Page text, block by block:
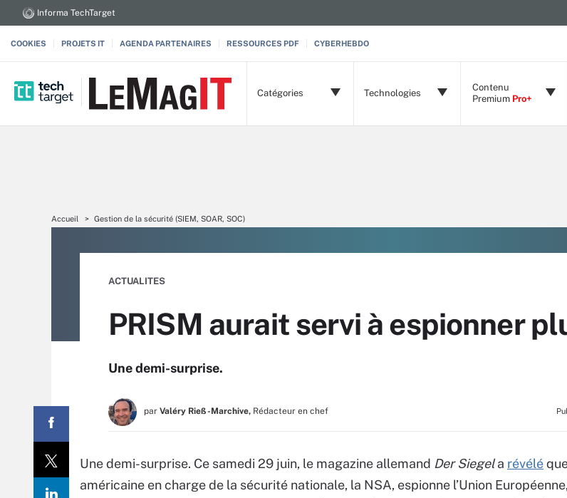
Informa TechTarget
COOKIES PROJETS IT AGENDA PARTENAIRES RESSOURCES PDF CYBERHEBDO
Catégories Technologies
Contenu
Premium Pro+
Accueil Gestion de la sécurité (SIEM, SOAR, SOC)
ACTUALITES
PRISM aurait servi à espionner
Une demi-surprise.
par Valéry Rieß-Marchive, Rédacteur en chef
Une demi-surprise. Ce samedi 29 juin, le magazine allemand Der Siegela révélé
américaine en charge de la sécurité nationale, la NSA, espionne l’Union